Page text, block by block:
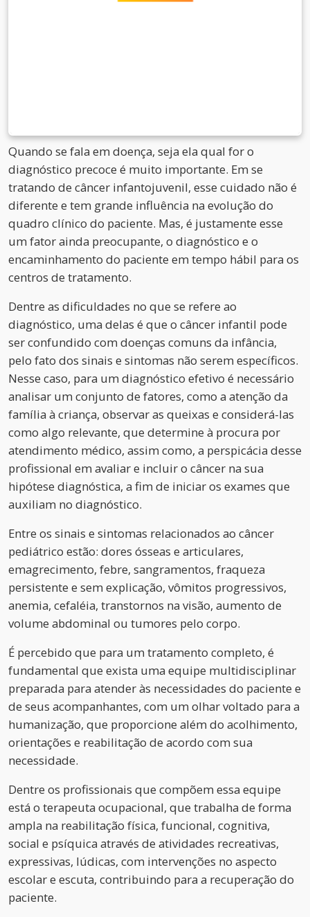
Quando se fala em doença, seja ela qual for o
diagnóstico precoce é muito importante. Em se
tratando de câncer infantojuvenil, esse cuidado não é
diferente e tem grande influência na evolução do
quadro clínico do paciente. Mas, é justamente esse
um fator ainda preocupante, o diagnóstico e o
encaminhamento do paciente em tempo hábil para os
centros de tratamento.
Dentre as dificuldades no que se refere ao
diagnóstico, uma delas é que o câncer infantil pode
ser confundido com doenças comuns da infância,
pelo fato dos sinais e sintomas não serem específicos.
Nesse caso, para um diagnóstico efetivo é necessário
analisar um conjunto de fatores, como a atenção da
família à criança, observar as queixas e considerá-las
como algo relevante, que determine à procura por
atendimento médico, assim como, a perspicácia desse
profissional em avaliar e incluir o câncer na sua
hipótese diagnóstica, a fim de iniciar os exames que
auxiliam no diagnóstico.
Entre os sinais e sintomas relacionados ao câncer
pediátrico estão: dores ósseas e articulares,
emagrecimento, febre, sangramentos, fraqueza
persistente e sem explicação, vômitos progressivos,
anemia, cefaléia, transtornos na visão, aumento de
volume abdominal ou tumores pelo corpo.
É percebido que para um tratamento completo, é
fundamental que exista uma equipe multidisciplinar
preparada para atender às necessidades do paciente e
de seus acompanhantes, com um olhar voltado para a
humanização, que proporcione além do acolhimento,
orientações e reabilitação de acordo com sua
necessidade.
Dentre os profissionais que compõem essa equipe
está o terapeuta ocupacional, que trabalha de forma
ampla na reabilitação física, funcional, cognitiva,
social e psíquica através de atividades recreativas,
expressivas, lúdicas, com intervenções no aspecto
escolar e escuta, contribuindo para a recuperação do
paciente.